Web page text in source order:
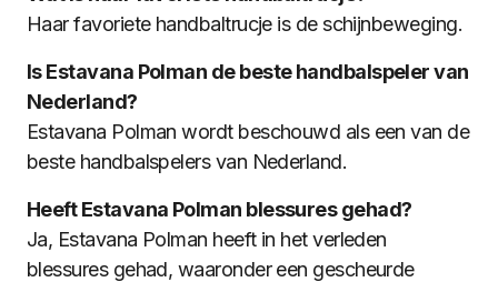
Haar favoriete handbaltrucje is de schijnbeweging.
Is Estavana Polman de beste handbalspeler van
Nederland?
Estavana Polman wordt beschouwd als een van de
beste handbalspelers van Nederland.
Heeft Estavana Polman blessures gehad?
Ja, Estavana Polman heeft in het verleden
blessures gehad, waaronder een gescheurde